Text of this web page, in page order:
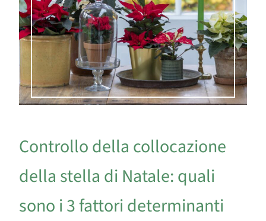
Controllo della collocazione
della stella di Natale: quali
sono i 3 fattori determinanti